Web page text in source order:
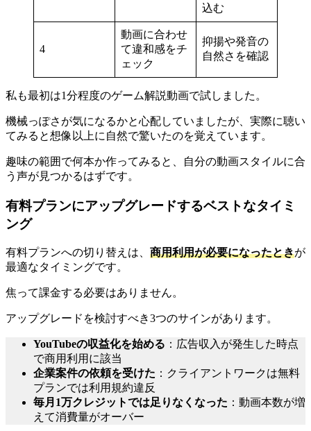
込む
4
動画に合わせ
て違和感をチ
ェック
抑揚や発音の
自然さを確認
私も最初は1分程度のゲーム解説動画で試しました。
機械っぽさが気になるかと心配していましたが、実際に聴い
てみると想像以上に自然で驚いたのを覚えています。
趣味の範囲で何本か作ってみると、自分の動画スタイルに合
う声が見つかるはずです。
有料プランにアップグレードするベストなタイミ
ング
有料プランへの切り替えは、 商用利用が必要になったときが
最適なタイミングです。
焦って課金する必要はありません。
アップグレードを検討すべき3つのサインがあります。
YouTubeの収益化を始める ：広告収入が発生した時点
で商用利用に該当
企業案件の依頼を受けた ：クライアントワークは無料
プランでは利用規約違反
毎月1万クレジットでは足りなくなった ：動画本数が増
えて消費量がオーバー